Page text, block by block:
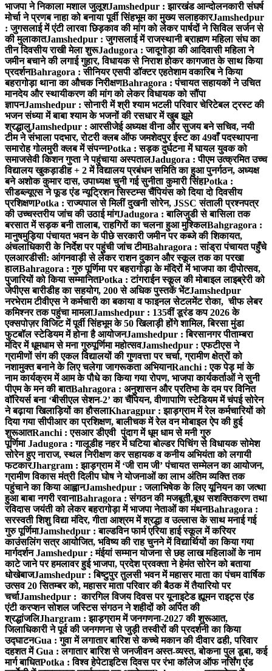
भाजपा ने निकाला मशाल जुलूशJamshedpur : झारखंड आन्दोलनकारी संघर्ष
मोर्चा ने प्रणब नाहा को बनाया पूर्वी सिंहभूम का मुख्य सलाहकारJamshedpur
: जुगसलाई में एंटी लारवा छिड़काव की मांग को लेकर पार्षदों ने सिविल सर्जन से
की मुलाकातJamshedpur : जुगसलाई में राजस्थानी ब्राह्मण महिला संघ का
तीन दिवसीय राखी मेला शुरूJadugora : जादूगोड़ा की आदिवासी महिला ने
जमीन बचाने की लगाई गुहार, विधायक से निराश होकर कागजात के साथ किया
प्रदर्शनBahragora : सीनियर एसपी डॉक्टर एहतेशाम वकारिब ने किया
बहरागोड़ा थाना का औचक निरीक्षणBahragora : पंचायत सहायकों ने उचित
मानदेय और स्थायीकरण की मांग को लेकर विधायक को सौंपा
ज्ञापनJamshedpur : सोनारी में श्री श्याम भटली परिवार चेरिटेबल ट्रस्ट की
भजन संध्या में बाबा श्याम के भजनों की रसधार में खुब झूमे
श्रद्धालुJamshedpur : आरसीजेई अध्यक्ष वीना और सुजय बने सचिव, नयी
टीम ने संभाला पदभार, रोटरी क्लब ऑफ जमशेदपुर ईस्ट का 49वाँ पदस्थापना
समारोह गोलमुरी क्लब में संपन्नPotka : सड़क दुर्घटना में घायल युवक को
समाजसेवी किशन गुप्ता ने पहुंचाया अस्पतालJadugora : पीएम उत्क्रमित उच्च
विद्यालय खुकड़ाडीह + 2 में विद्यालय प्रबंधन समिति का हुआ पुनर्गठन, अध्यक्ष
बने अशोक कुमार दास, उपाध्यक्ष चुनी गई सुनीता कुमारी सिंहPotka :
सीडब्ल्यूएस ने फूड एंड न्यूट्रिशन सिस्टम्स चैंपियंस को दिया दो दिवसीय
प्रशिक्षणPotka : राज्यपाल से मिलीं दुखनी सोरेन, JSSC संताली प्रश्नपत्र
की उच्चस्तरीय जांच की उठाई मांगJadugora : बालिजुडी से बासिला तक
बरसात में सड़क बनी तालाब, राहगिरों का चलना हुआ मुश्किलBahgragora :
मानुषमुड़िया पंचायत भवन के पीछे सरकारी जमीन पर कब्जे की शिकायत,
अंचलाधिकारी के निर्देश पर पहुंची जांच टीमBahragora : सांड्रा पंचायत पहुँचे
एलआरडीसी: आंगनवाड़ी से लेकर राशन दुकान और स्कूल तक का परखा
हालBahragora : गुरु पूर्णिमा पर बहरागोड़ा के मंदिरों में भाजपा का दीपोत्सव,
पुजारियों को किया सम्मानितPotka : टांगराईन स्कूल की मोबाइल लाइब्रेरी को
जेपीएस बारीडीह का सहयोग, 200 से अधिक पुस्तकें भेंटJamshedpur
नरभेराम टीवीएस ने कर्मचारी का बकाया व फाइनल सेटलमेंट रोका, चीफ लेबर
कमिश्नर तक पहुंचा मामलाJamshedpur : 135वीं डूरंड कप 2026 के
एक्सपोज़र विजिट में पूर्वी सिंहभूम के 50 खिलाड़ी होंगे शामिल, बिरसा मुंडा
फुटबॉल स्टेडियम में होना है आयोजनJamshedpur : बिरसानगर पीताम्बरा
मंदिर में धूमधाम से मना गुरुपूर्णिमा महोत्सवJamshedpur : एफटीएस ने
ग्रामीणों संग की एकल विद्यालयों की गुणवत्ता पर चर्चा, ग्रामीण क्षेत्रों को
नशामुक्त बनाने के लिए चलेगा जागरूकता अभियानRanchi : एक पेड़ मां के
नाम कार्यक्रम में आम के पौधे का किया गया रोपण, भाजपा कार्यकर्ताओं ने सुनी
पीएम के मन की बातBahragora : अनुशासन और प्रतिभा के दम पर विनित
वॉरियर्स बना ‘बीसीएल सेशन-2’ का चैंपियन, वीणापाणि स्टेडियम में चंपई सोरेन
ने बढ़ाया खिलाड़ियों का हौसलाKharagpur : झाड़ग्राम में रेल कर्मचारियों को
दिया गया सीपीआर का प्रशिक्षण, बालीचक में रेल वन मोबाइल ऐप की हुई
शुरूआतRanchi : एसआर डीएवी पुंदाग में धूम धाम से मनी गुरु
पूर्णिमाJadugora : गालूडीह नहर में घटिया बोल्डर पिचिंग से विधायक सोमेश
सोरेन हुए नाराज, स्थल निरीक्षण कर सहायक व कनीय अभियंता को लगायी
फटकारJhargram : झाड़ग्राम में ‘जी राम जी’ पंचायत सम्मेलन का आयोजन,
ग्रामीण विकास मंत्री दिलीप घोष ने योजनाओं का लाभ अंतिम व्यक्ति तक
पहुंचाने का किया आह्वानJamshedpur : जलाभिषेक के लिए यूनियन का जत्था
हुआ बाबा नगरी रवानाBahragora : संगठन की मजबूती,बूथ सशक्तिकरण तथा
रविदास जयंती को लेकर बहरागोड़ा में भाजपा नेताओं का मंथनBahragora :
सरस्वती शिशु विद्या मंदिर, गीता आश्रम में श्रद्धा व उल्लास के साथ मनाई गई
गुरु पूर्णिमाJamshedpur : बाल्डविन फार्म एरिया हाई स्कूल में करियर
काउंसलिंग सत्र आयोजित, भविष्य की राह चुनने में विद्यार्थियों का किया गया
मार्गदर्शनJamshedpur : मंईयां सम्मान योजना से छह लाख महिलाओं के नाम
काटे जाने पर हमलावर हुई भाजपा, प्रदेश प्रवक्ता ने हेमंत सोरेन को बताया
धोखेबाजJamshedpur : बिष्टुपुर तुलसी भवन में महासर माता का पंचम वार्षिक
उत्सव 20 सितम्बर को, महासर माता परिवार की बैठक में तैयारियो पर
चर्चाJamshedpur : कारगिल विजय दिवस पर यूनाइटेड ह्यूमन राइट्स एंड
एंटी करप्शन सोशल जस्टिस संगठन ने शहीदों को अर्पित की
श्रद्धांजलिJhargram : झाड़ग्राम में जनगणना-2027 की शुरूआत,
जिलाधिकारी ने पूर्व की जनगणना से जुड़ी तस्वीरों की प्रदर्शनी का किया
उद्घाटनGua : गुवा में लगातार बारिश से कच्चे मकान की दीवार ढही, परिवार
दहशत मेंGua : लगातार बारिश से जनजीवन अस्त-व्यस्त, बोकना पुल डूबा, कई
मार्ग बाधितPotka : विश्व हेपेटाइटिस दिवस पर रंभा कॉलेज ऑफ नर्सिंग एंड